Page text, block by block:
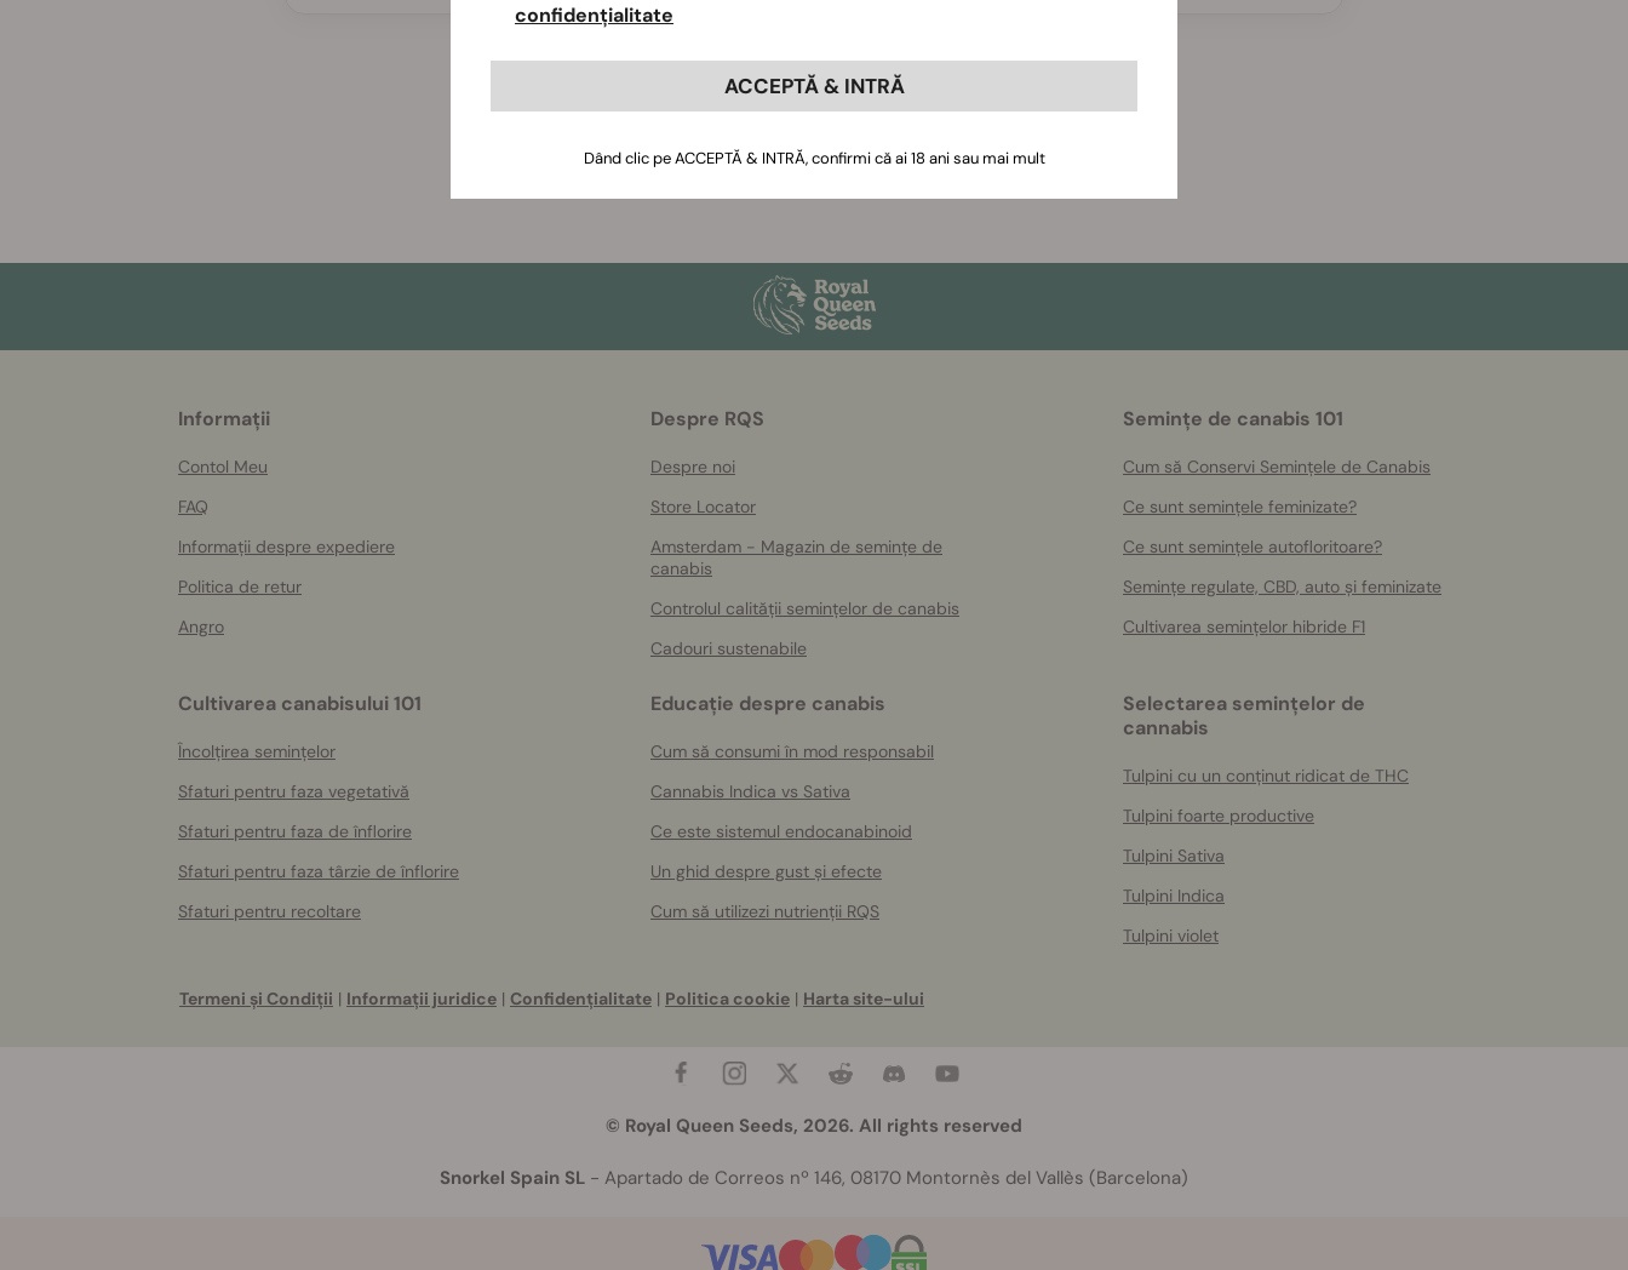
Dacă aveți întrebări suplimentare, contactați-ne
Informații
Contol Meu
FAQ
Informații despre expediere
Politica de retur
Angro
Despre RQS
Despre noi
Store Locator
Amsterdam - Magazin de semințe de
canabis
Controlul calității semințelor de canabis
Cadouri sustenabile
Semințe de canabis 101
Cum să Conservi Semințele de Canabis
Ce sunt semințele feminizate?
Ce sunt semințele autofloritoare?
Semințe regulate, CBD, auto și feminizate
Cultivarea semințelor hibride F1
Cultivarea canabisului 101
Încolțirea semințelor
Sfaturi pentru faza vegetativă
Sfaturi pentru faza de înflorire
Sfaturi pentru faza târzie de înflorire
Sfaturi pentru recoltare
Educație despre canabis
Cum să consumi în mod responsabil
Cannabis Indica vs Sativa
Ce este sistemul endocanabinoid
Un ghid despre gust și efecte
Cum să utilizezi nutrienții RQS
Selectarea semințelor de
cannabis
Tulpini cu un conținut ridicat de THC
Tulpini foarte productive
Tulpini Sativa
Tulpini Indica
Tulpini violet
Termeni și Condiții | Informații juridice | Confidențialitate | Politica cookie | Harta site-ului
© Royal Queen Seeds, 2026. All rights reserved
Snorkel Spain SL - Apartado de Correos nº 146, 08170 Montornès del Vallès (Barcelona)
confidențialitate
ACCEPTĂ & INTRĂ
Dând clic pe ACCEPTĂ & INTRĂ, confirmi că ai 18 ani sau mai mult